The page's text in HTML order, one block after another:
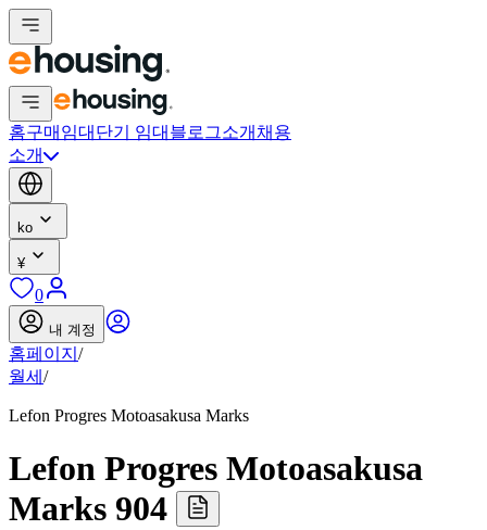
홈구매 임대 단기 임대 블로그소개 채용
소개
ko
¥
0
내 계정
홈페이지 /
월세 /
Lefon Progres Motoasakusa Marks
Lefon Progres Motoasakusa
Marks 904